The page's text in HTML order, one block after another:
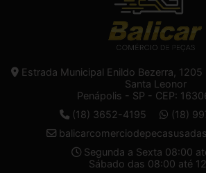
Estrada Municipal Enildo Bezerra, 1205
Santa Leonor
Penápolis - SP - CEP:
(18) 3652-4195
(18)
Segunda a Sexta 08:00
Sábado das 08:00 até